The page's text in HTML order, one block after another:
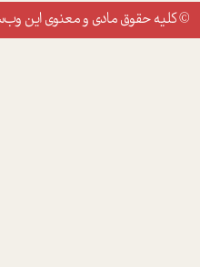
© کلیه حقوق مادی و معنوی این